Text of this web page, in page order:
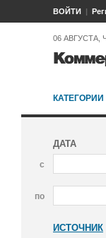
ВОЙТИ
06 АВГУСТА,
КАТЕГОРИИ
ДАТА
с
по
ИСТОЧНИК